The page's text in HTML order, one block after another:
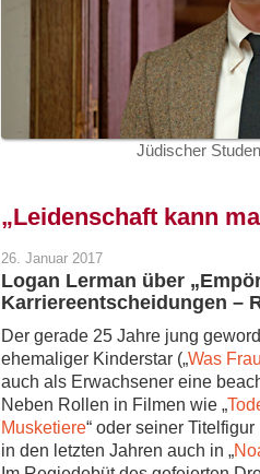
Jüdischer
„Leidenschaft kann
26. Januar 2017
Logan Lerman über
Karriereentscheidungen –
Der gerade 25 Jahre jung
ehemaliger Kinderstar („Was
auch als Erwachsener eine
Neben Rollen in Filmen wie „
Musketiere“ oder seiner Titelfigur
in den letzten Jahren auch in „